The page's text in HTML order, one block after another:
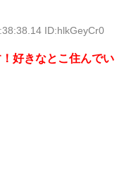
ID:hlkGeyCr0
好きなとこ住んでい